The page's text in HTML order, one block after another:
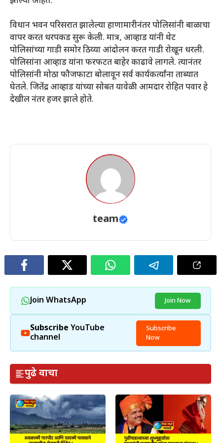
विधान भवन परिसरात झालेल्या हाणामारीनंतर पोलिसांनी बाळाचा
वापर करत धरपकड सुरू केली. मात्र, आव्हाड यांनी थेट
पोलिसांच्या गाडी समोर ठिय्या आंदोलन करत गाडी रोखून धरली.
पोलिसांना आव्हाड यांना फरफटत बाहेर काढावे लागले. त्यानंतर
पोलिसांनी मोठा फौजफाटा बोलावून सर्व कार्यकर्त्यांना ताब्यात
घेतले. जितेंद्र आव्हाड यांच्या सोबत यावेळी आमदार रोहित पवार हे
देखील नंतर हजर झाले होते.
team
Join WhatsApp Join Now
Subscribe YouTube
channel
Subscribe
Now
पुढे वाचा